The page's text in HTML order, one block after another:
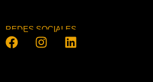
REDES SOCIALES
F
a
I
n
L
i